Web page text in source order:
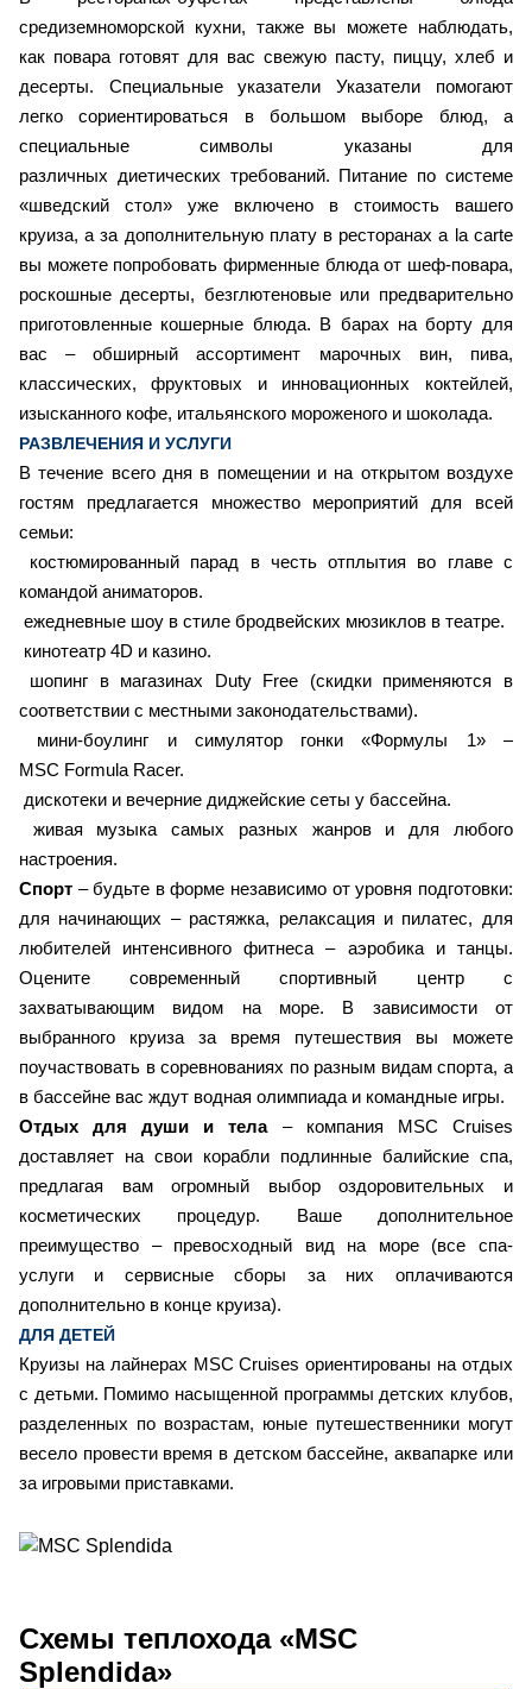
средиземноморской кухни, также вы можете наблюдать,
как повара готовят для вас свежую пасту, пиццу, хлеб и
десерты. Специальные указатели Указатели помогают
легко сориентироваться в большом выборе блюд, а
специальные символы указаны для
различных диетических требований. Питание по системе
«шведский стол» уже включено в стоимость вашего
круиза, а за дополнительную плату в ресторанах a la carte
вы можете попробовать фирменные блюда от шеф-повара,
роскошные десерты, безглютеновые или предварительно
приготовленные кошерные блюда. В барах на борту для
вас – обширный ассортимент марочных вин, пива,
классических, фруктовых и инновационных коктейлей,
изысканного кофе, итальянского мороженого и шоколада.
РАЗВЛЕЧЕНИЯ И УСЛУГИ
В течение всего дня в помещении и на открытом воздухе
гостям предлагается множество мероприятий для всей
семьи:
костюмированный парад в честь отплытия во главе с
командой аниматоров.
ежедневные шоу в стиле бродвейских мюзиклов в театре.
кинотеатр 4D и казино.
шопинг в магазинах Duty Free (скидки применяются в
соответствии с местными законодательствами).
мини-боулинг и симулятор гонки «Формулы 1» –
MSC Formula Racer.
дискотеки и вечерние диджейские сеты у бассейна.
живая музыка самых разных жанров и для любого
настроения.
Спорт – будьте в форме независимо от уровня подготовки:
для начинающих – растяжка, релаксация и пилатес, для
любителей интенсивного фитнеса – аэробика и танцы.
Оцените современный спортивный центр с
захватывающим видом на море. В зависимости от
выбранного круиза за время путешествия вы можете
поучаствовать в соревнованиях по разным видам спорта, а
в бассейне вас ждут водная олимпиада и командные игры.
Отдых для души и тела– компания MSC Cruises
доставляет на свои корабли подлинные балийские спа,
предлагая вам огромный выбор оздоровительных и
косметических процедур. Ваше дополнительное
преимущество – превосходный вид на море (все спа-
услуги и сервисные сборы за них оплачиваются
дополнительно в конце круиза).
ДЛЯ ДЕТЕЙ
Круизы на лайнерах MSC Cruises ориентированы на отдых
с детьми. Помимо насыщенной программы детских клубов,
разделенных по возрастам, юные путешественники могут
весело провести время в детском бассейне, аквапарке или
за игровыми приставками.
Схемы теплохода «MSC
Splendida»